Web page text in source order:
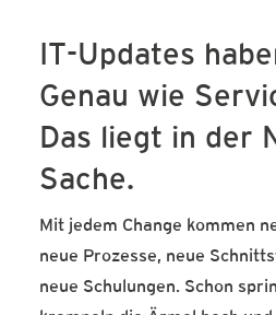
IT-Updates
Genau wie
Das liegt in der
Sache.
Mit jedem Change kommen
neue Prozesse, neue
neue Schulungen. Schon